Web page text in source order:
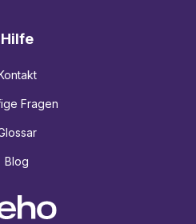
Hilfe
Fragen
Blog